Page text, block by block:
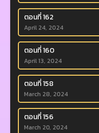
ตอนที่ 162
April 24, 2024
ตอนที่ 160
April 13, 2024
ตอนที่ 158
March 28, 2024
ตอนที่ 156
March 20, 2024